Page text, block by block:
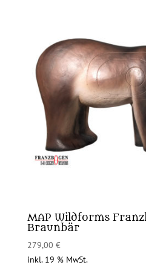
MAP Wildforms
Braunbär
279,00 €
inkl. 19 % MwSt.